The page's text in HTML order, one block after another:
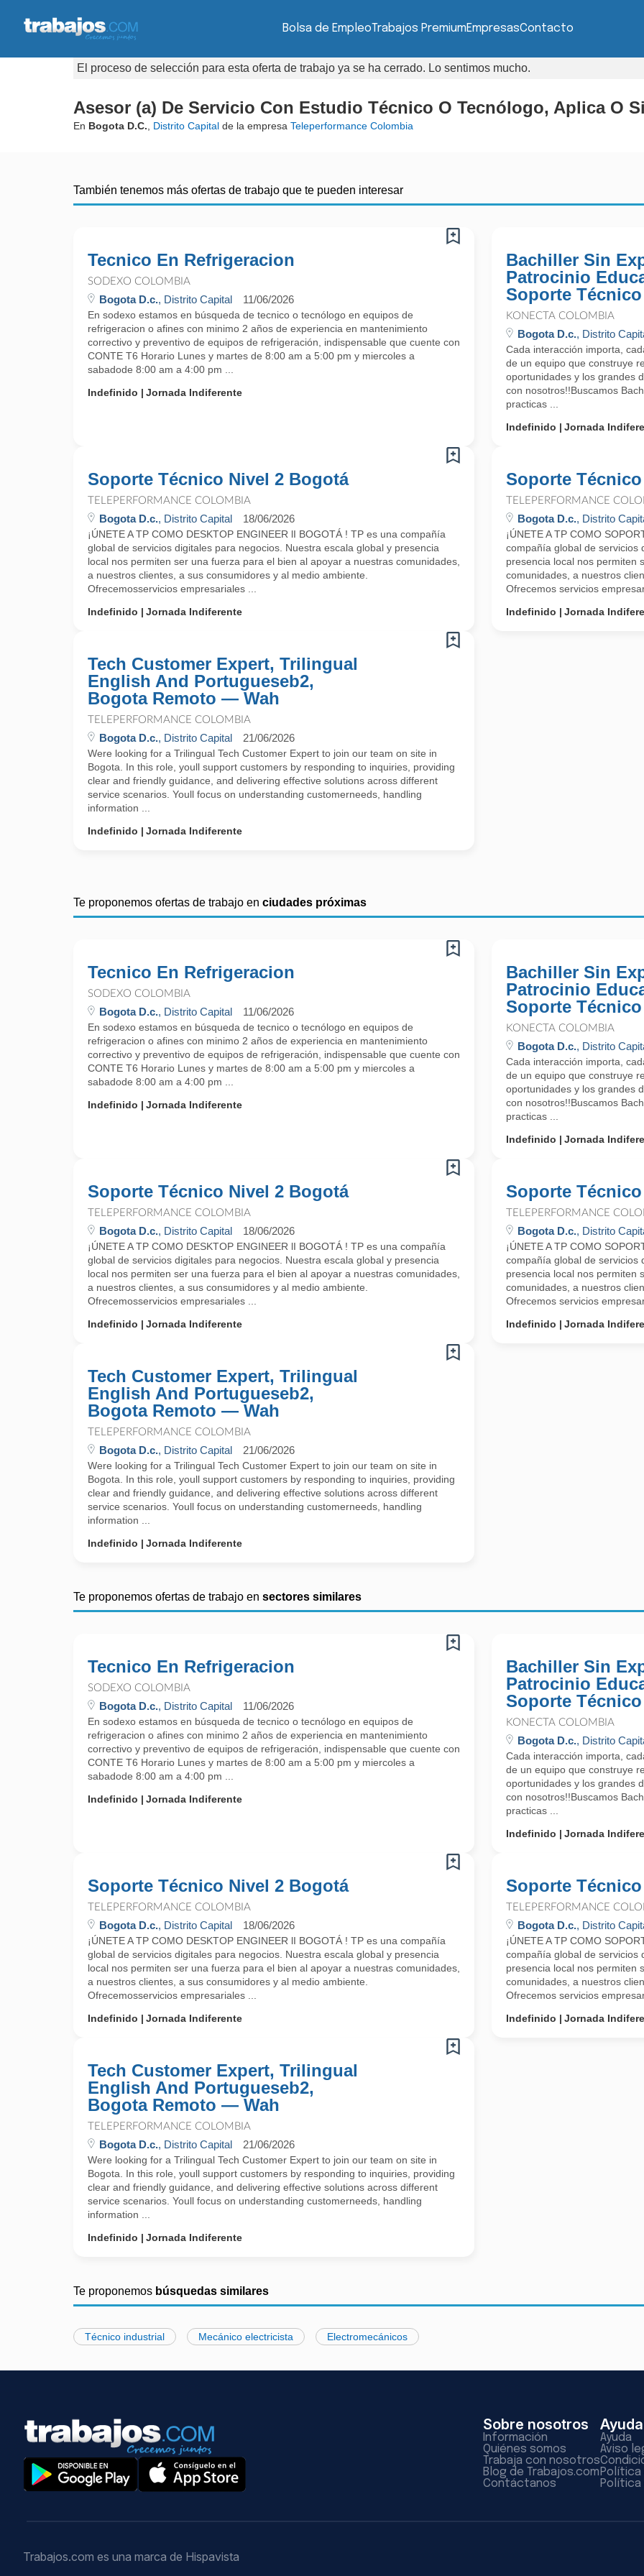
Bolsa de EmpleoTrabajos PremiumEmpresasContacto
El proceso de selección para esta oferta de trabajo ya se ha cerrado. Lo sentimos mucho.
Asesor (a) De Servicio Con Estudio Técnico O Tecnólogo, Aplica O
En Bogota D.C. Distrito Capital de la empresa Teleperformance Colombia
También tenemos más ofertas de trabajo que te pueden interesar
Tecnico En Refrigeracion
SODEXO COLOMBIA
Bogota D.c., Distrito Capital 11/06/2026
En sodexo estamos en búsqueda de tecnico o tecnólogo en equipos de
refrigeracion o afines con minimo 2 años de experiencia en mantenimiento
correctivo y preventivo de equipos de refrigeración, indispensable que cuente con
CONTE T6 Horario Lunes y martes de 8:00 am a 5:00 pm y miercoles a
sabadode 8:00 am a 4:00 pm ...
Indefinido
Jornada Indiferente
Bachiller Sin
Patrocinio
Soporte Técnico
KONECTA COLOMBIA
Bogota D.c., Distrito
Cada interacción importa,
de un equipo que construye
oportunidades y los grandes
con nosotros!!Buscamos
practicas ...
Indefinido
Jornada
Soporte Técnico Nivel 2 Bogotá
TELEPERFORMANCE COLOMBIA
Bogota D.c., Distrito Capital 18/06/2026
¡ÚNETE A TP COMO DESKTOP ENGINEER lI BOGOTÁ ! TP es una compañía
global de servicios digitales para negocios. Nuestra escala global y presencia
local nos permiten ser una fuerza para el bien al apoyar a nuestras comunidades,
a nuestros clientes, a sus consumidores y al medio ambiente.
Ofrecemosservicios empresariales ...
Indefinido
Jornada Indiferente
Soporte
TELEPERFORMANCE
Bogota D.c., Distrito
¡ÚNETE A TP COMO
compañía global de servicios
presencia local nos permiten
comunidades, a nuestros
Ofrecemos servicios
Indefinido
Jornada
Tech Customer Expert, Trilingual
English And Portugueseb2,
Bogota Remoto — Wah
TELEPERFORMANCE COLOMBIA
Bogota D.c., Distrito Capital 21/06/2026
Were looking for a Trilingual Tech Customer Expert to join our team on site in
Bogota. In this role, youll support customers by responding to inquiries, providing
clear and friendly guidance, and delivering effective solutions across different
service scenarios. Youll focus on understanding customerneeds, handling
information ...
Indefinido
Jornada Indiferente
Te proponemos ofertas de trabajo en ciudades próximas
Tecnico En Refrigeracion
SODEXO COLOMBIA
Bogota D.c., Distrito Capital 11/06/2026
En sodexo estamos en búsqueda de tecnico o tecnólogo en equipos de
refrigeracion o afines con minimo 2 años de experiencia en mantenimiento
correctivo y preventivo de equipos de refrigeración, indispensable que cuente con
CONTE T6 Horario Lunes y martes de 8:00 am a 5:00 pm y miercoles a
sabadode 8:00 am a 4:00 pm ...
Indefinido
Jornada Indiferente
Bachiller Sin
Patrocinio
Soporte Técnico
KONECTA COLOMBIA
Bogota D.c., Distrito
Cada interacción importa,
de un equipo que construye
oportunidades y los grandes
con nosotros!!Buscamos
practicas ...
Indefinido
Jornada
Soporte Técnico Nivel 2 Bogotá
TELEPERFORMANCE COLOMBIA
Bogota D.c., Distrito Capital 18/06/2026
¡ÚNETE A TP COMO DESKTOP ENGINEER lI BOGOTÁ ! TP es una compañía
global de servicios digitales para negocios. Nuestra escala global y presencia
local nos permiten ser una fuerza para el bien al apoyar a nuestras comunidades,
a nuestros clientes, a sus consumidores y al medio ambiente.
Ofrecemosservicios empresariales ...
Indefinido
Jornada Indiferente
Soporte
TELEPERFORMANCE
Bogota D.c., Distrito
¡ÚNETE A TP COMO
compañía global de servicios
presencia local nos permiten
comunidades, a nuestros
Ofrecemos servicios
Indefinido
Jornada
Tech Customer Expert, Trilingual
English And Portugueseb2,
Bogota Remoto — Wah
TELEPERFORMANCE COLOMBIA
Bogota D.c., Distrito Capital 21/06/2026
Were looking for a Trilingual Tech Customer Expert to join our team on site in
Bogota. In this role, youll support customers by responding to inquiries, providing
clear and friendly guidance, and delivering effective solutions across different
service scenarios. Youll focus on understanding customerneeds, handling
information ...
Indefinido
Jornada Indiferente
Te proponemos ofertas de trabajo en sectores similares
Tecnico En Refrigeracion
SODEXO COLOMBIA
Bogota D.c., Distrito Capital 11/06/2026
En sodexo estamos en búsqueda de tecnico o tecnólogo en equipos de
refrigeracion o afines con minimo 2 años de experiencia en mantenimiento
correctivo y preventivo de equipos de refrigeración, indispensable que cuente con
CONTE T6 Horario Lunes y martes de 8:00 am a 5:00 pm y miercoles a
sabadode 8:00 am a 4:00 pm ...
Indefinido
Jornada Indiferente
Bachiller Sin
Patrocinio
Soporte Técnico
KONECTA COLOMBIA
Bogota D.c., Distrito
Cada interacción importa,
de un equipo que construye
oportunidades y los grandes
con nosotros!!Buscamos
practicas ...
Indefinido
Jornada
Soporte Técnico Nivel 2 Bogotá
TELEPERFORMANCE COLOMBIA
Bogota D.c., Distrito Capital 18/06/2026
¡ÚNETE A TP COMO DESKTOP ENGINEER lI BOGOTÁ ! TP es una compañía
global de servicios digitales para negocios. Nuestra escala global y presencia
local nos permiten ser una fuerza para el bien al apoyar a nuestras comunidades,
a nuestros clientes, a sus consumidores y al medio ambiente.
Ofrecemosservicios empresariales ...
Indefinido
Jornada Indiferente
Soporte
TELEPERFORMANCE
Bogota D.c., Distrito
¡ÚNETE A TP COMO
compañía global de servicios
presencia local nos permiten
comunidades, a nuestros
Ofrecemos servicios
Indefinido
Jornada
Tech Customer Expert, Trilingual
English And Portugueseb2,
Bogota Remoto — Wah
TELEPERFORMANCE COLOMBIA
Bogota D.c., Distrito Capital 21/06/2026
Were looking for a Trilingual Tech Customer Expert to join our team on site in
Bogota. In this role, youll support customers by responding to inquiries, providing
clear and friendly guidance, and delivering effective solutions across different
service scenarios. Youll focus on understanding customerneeds, handling
information ...
Indefinido
Jornada Indiferente
Te proponemos búsquedas similares
Técnico industrial Mecánico electricista Electromecánicos
Sobre nosotros
Información
Quiénes somos
Trabaja con nosotros
Blog de Trabajos.com
Contáctanos
Ayuda
Ayuda
Aviso
Política
Trabajos.com es una marca de Hispavista